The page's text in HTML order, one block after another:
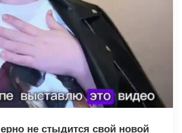
не стыдится свой новой